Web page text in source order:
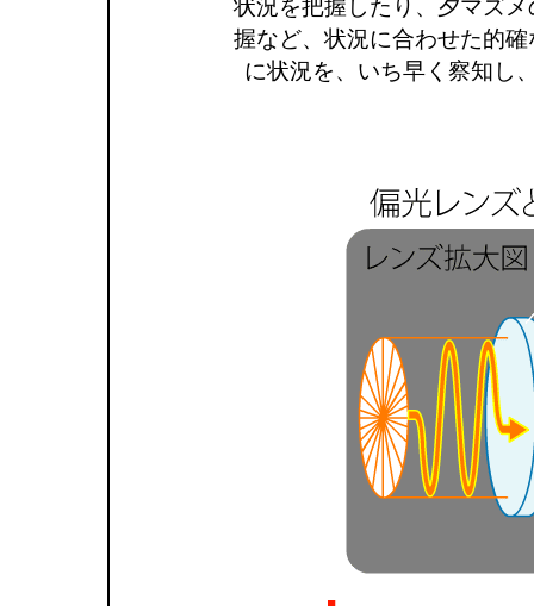
状況を把握したり、夕マズ
握など、状況に合わせた的
に状況を、いち早く察知し